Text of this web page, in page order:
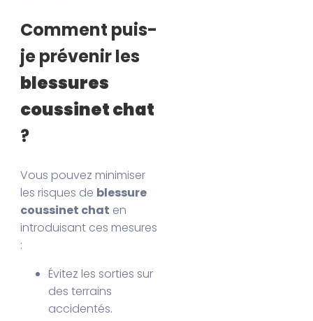
Comment puis-
je prévenir les
blessures
coussinet chat
?
Vous pouvez minimiser
les risques de blessure
coussinet chat en
introduisant ces mesures
:
Évitez les sorties sur
des terrains
accidentés.